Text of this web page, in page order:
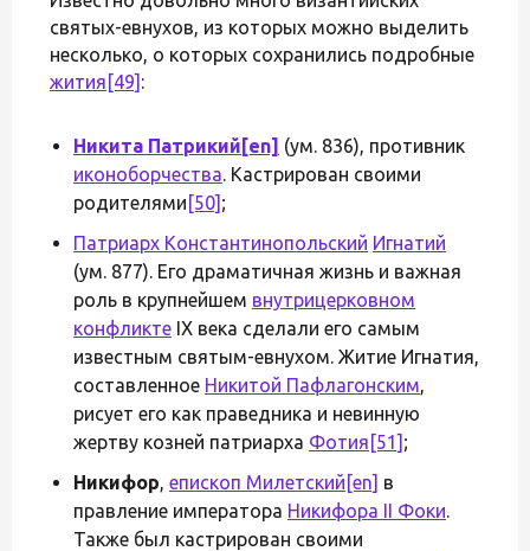
святых-евнухов, из которых можно выделить
несколько, о которых сохранились подробные
жития [49] :
Никита Патрикий [en] (ум. 836), противник
иконоборчества. Кастрирован своими
родителями [50] ;
Патриарх Константинопольский Игнатий
(ум. 877). Его драматичная жизнь и важная
роль в крупнейшем внутрицерковном
конфликте IX века сделали его самым
известным святым-евнухом. Житие Игнатия,
составленное Никитой Пафлагонским,
рисует его как праведника и невинную
жертву козней патриарха Фотия [51] ;
Никифор, епископ Милетский [en] в
правление императора Никифора II Фоки.
Также был кастрирован своими